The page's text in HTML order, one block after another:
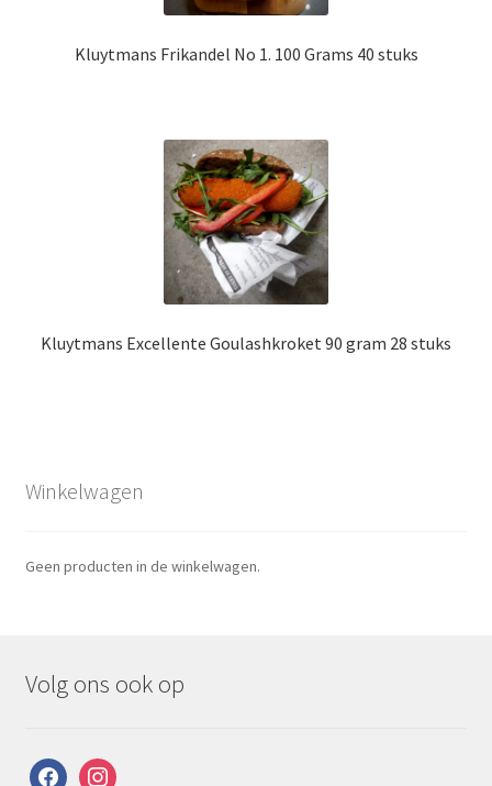
Kluytmans Frikandel No 1. 100 Grams 40 stuks
Kluytmans Excellente Goulashkroket 90 gram 28 stuks
Winkelwagen
Geen producten in de winkelwagen.
Volg ons ook op
facebookinstagram